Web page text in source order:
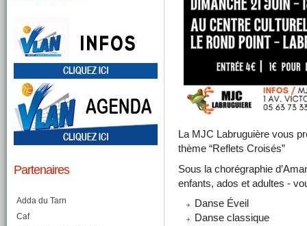
La MJC Labruguière vous
thème “Reflets Croisés”
Sous la chorégraphie
enfants, ados et adultes -
Danse Éveil
Danse classique
Partenaires
Adda du Tarn
Caf